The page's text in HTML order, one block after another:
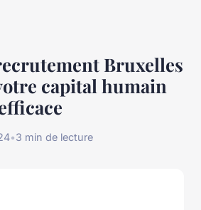
Bruxelles
capital humain
•3 min de lecture